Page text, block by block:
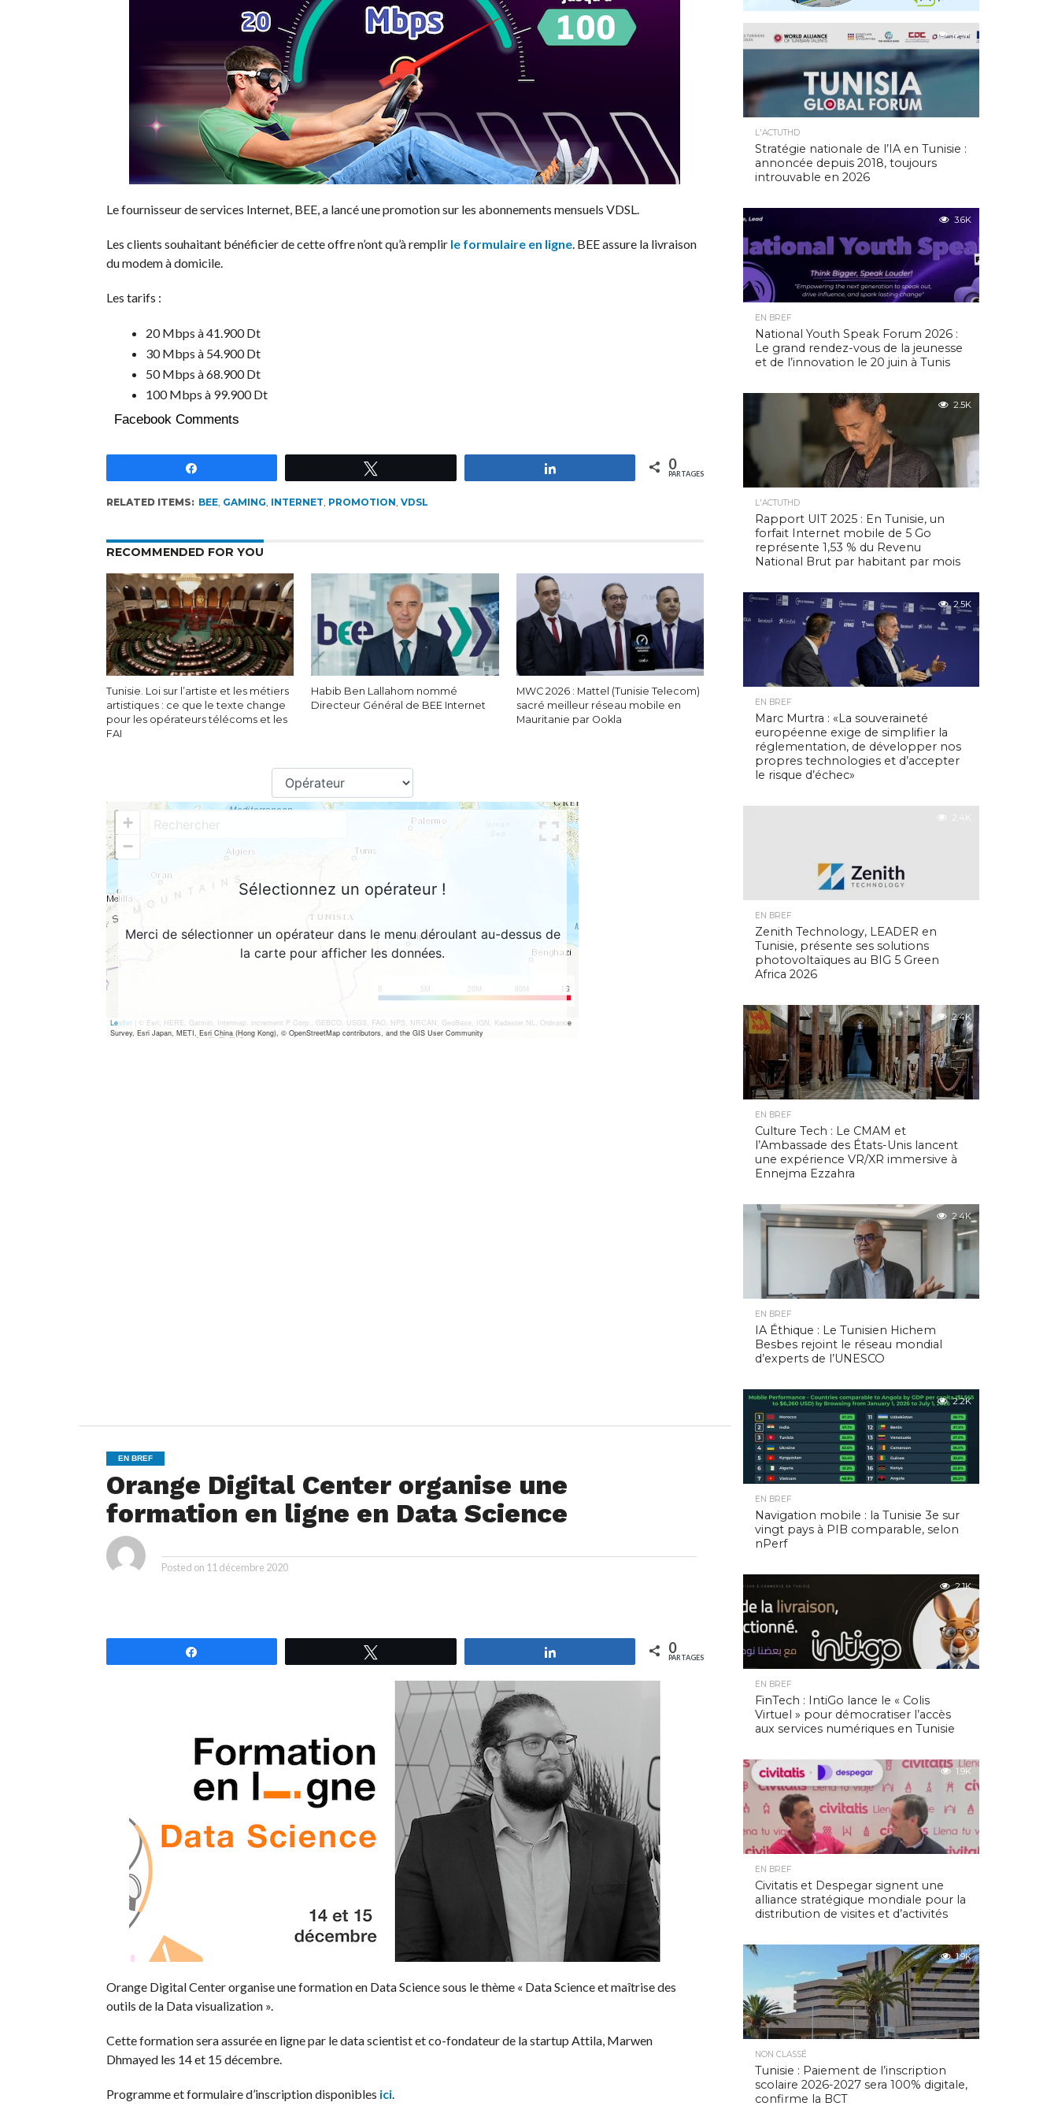
Le fournisseur de services Internet, BEE, a lancé une promotion sur les abonnements mensuels VDSL.
Les clients souhaitant bénéficier de cette offre n’ont qu’à remplirle formulaire en ligne. BEE assure la livraison
du modem à domicile.
Les tarifs :
20 Mbps à 41.900 Dt
30 Mbps à 54.900 Dt
50 Mbps à 68.900 Dt
100 Mbps à 99.900 Dt
Facebook Comments
0
PARTAGES
RELATED ITEMS: BEE, GAMING, INTERNET, PROMOTION, VDSL
RECOMMENDED FOR YOU
Tunisie. Loi sur l’artiste et les métiers
artistiques : ce que le texte change
pour les opérateurs télécoms et les
FAI
Habib Ben Lallahom nommé
Directeur Général de BEE Internet
MWC 2026 : Mattel (Tunisie Telecom)
sacré meilleur réseau mobile en
Mauritanie par Ookla
EN BREF
Orange Digital Center organise une
formation en ligne en Data Science
Posted on 11 décembre 2020
0
PARTAGES
Orange Digital Center organise une formation en Data Science sous le thème « Data Science et maîtrise des
outils de la Data visualization ».
Cette formation sera assurée en ligne par le data scientist et co-fondateur de la startup Attila, Marwen
Dhmayed les 14 et 15 décembre.
Programme et formulaire d’inscription disponibles ici.
4.9K
L'ACTUTHD
Stratégie nationale de l’IA en Tunisie :
annoncée depuis 2018, toujours
introuvable en 2026
3.6K
EN BREF
National Youth Speak Forum 2026 :
Le grand rendez-vous de la jeunesse
et de l’innovation le 20 juin à Tunis
2.5K
L'ACTUTHD
Rapport UIT 2025 : En Tunisie, un
forfait Internet mobile de 5 Go
représente 1,53 % du Revenu
National Brut par habitant par mois
2.5K
EN BREF
Marc Murtra : «La souveraineté
européenne exige de simplifier la
réglementation, de développer nos
propres technologies et d’accepter
le risque d’échec»
2.4K
EN BREF
Zenith Technology, LEADER en
Tunisie, présente ses solutions
photovoltaïques au BIG 5 Green
Africa 2026
2.4K
EN BREF
Culture Tech : Le CMAM et
l’Ambassade des États-Unis lancent
une expérience VR/XR immersive à
Ennejma Ezzahra
2.4K
EN BREF
IA Éthique : Le Tunisien Hichem
Besbes rejoint le réseau mondial
d’experts de l’UNESCO
2.2K
EN BREF
Navigation mobile : la Tunisie 3e sur
vingt pays à PIB comparable, selon
nPerf
2.1K
EN BREF
FinTech : IntiGo lance le « Colis
Virtuel » pour démocratiser l’accès
aux services numériques en Tunisie
1.9K
EN BREF
Civitatis et Despegar signent une
alliance stratégique mondiale pour la
distribution de visites et d’activités
1.9K
NON CLASSÉ
Tunisie : Paiement de l’inscription
scolaire 2026-2027 sera 100% digitale,
confirme la BCT